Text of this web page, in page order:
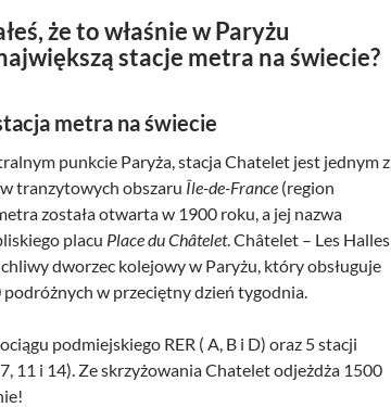
że to właśnie w Paryżu
stacje metra na świecie?
metra na świecie
punkcie Paryża, stacja Chatelet jest jednym z
tranzytowych obszaru Île-de-France (region
została otwarta w 1900 roku, a jej nazwa
placu Place du Châtelet. Châtelet – Les Halles
dworzec kolejowy w Paryżu, który obsługuje
w przeciętny dzień tygodnia.
podmiejskiego RER ( A, B i D) oraz 5 stacji
11 i 14). Ze skrzyżowania Chatelet odjeżdża 1500